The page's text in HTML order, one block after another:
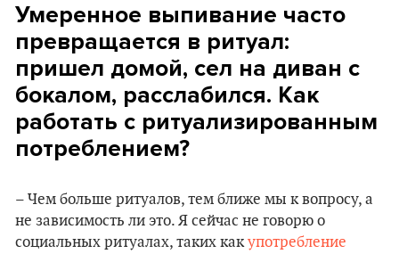
Умеренное выпивание часто
превращается в ритуал:
пришел домой, сел на диван с
бокалом, расслабился. Как
работать с ритуализированным
потреблением?
– Чем больше ритуалов, тем ближе мы к вопросу, а
не зависимость ли это. Я сейчас не говорю о
социальных ритуалах, таких какупотребление